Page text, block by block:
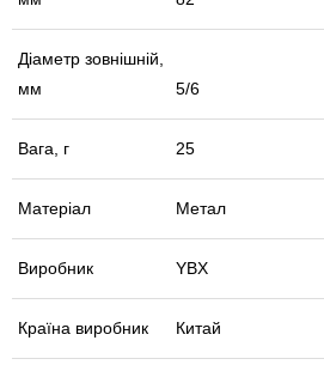
Діаметр зовнішній,
мм
5/6
Вага, г 25
Матеріал Метал
Виробник YBX
Країна виробник Китай